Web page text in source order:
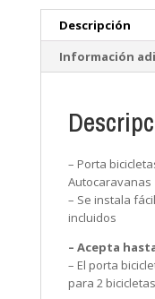
Descripción
Información
– Porta
Autocaravanas
– Se instala
incluidos
– Acepta
– El porta
para 2